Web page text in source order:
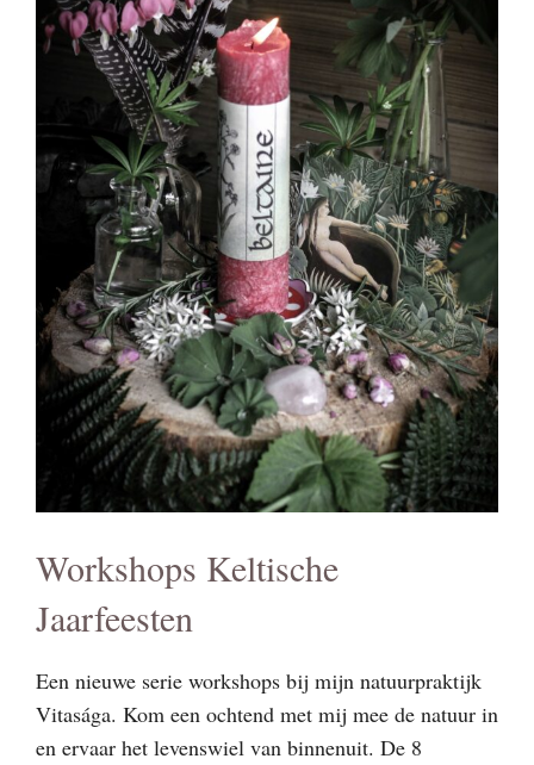
Workshops Keltische
Jaarfeesten
Een nieuwe serie workshops bij mijn natuurpraktijk
Vitasága. Kom een ochtend met mij mee de natuur in
en ervaar het levenswiel van binnenuit. De 8